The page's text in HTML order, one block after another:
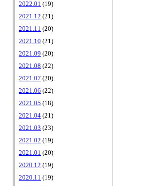
2022.01 (19)
2021.12 (21)
2021.11 (20)
2021.10 (21)
2021.09 (20)
2021.08 (22)
2021.07 (20)
2021.06 (22)
2021.05 (18)
2021.04 (21)
2021.03 (23)
2021.02 (19)
2021.01 (20)
2020.12 (19)
2020.11 (19)